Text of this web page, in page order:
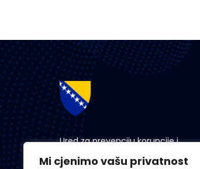
Mi cjenimo vašu privatnost
Ured za prevenciju korupcije i
koordinaciju aktivnosti na suzbijanju